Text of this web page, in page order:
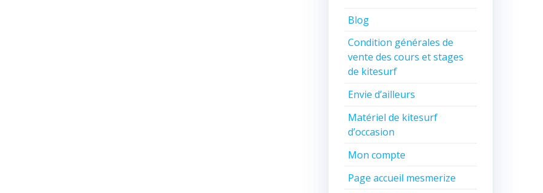
Blog
Condition générales de
vente des cours et stages
de kitesurf
Envie d’ailleurs
Matériel de kitesurf
d’occasion
Mon compte
Page accueil mesmerize